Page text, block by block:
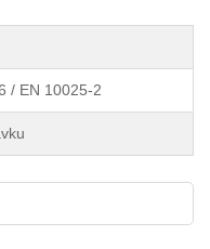
/ EN 10025-2